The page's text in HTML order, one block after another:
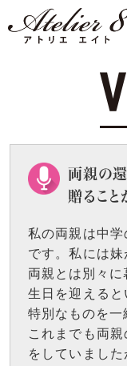
両親の
贈ること
私の両親は中
です。私には
両親とは別々
生日を迎える
特別なものを一
これまでも両
をしていまし